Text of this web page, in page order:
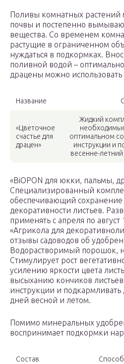
Поливы комнатных растений
почвы и постепенно
вещества. Со временем
растущие в ограниченном
нуждаться в подкормках.
поливной водой –
драцены можно
Название
«Цветочное
счастье для
драцен»
Жидкий
оптимальном
инструкции и
весенне-
«BiOPON для юкки, пальмы,
Специализированный
обеспечивающий
декоративности листьев.
применять с апреля по
«Агрикола для
отзывы садоводов об
Водорастворимый порошок,
Стимулирует рост
усилению яркости цвета
высыханию кончиков
инструкции и подкармливать
дней весной и летом.
Помимо минеральных
воспринимает подкормки
Состав